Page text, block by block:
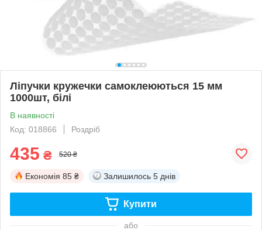
Ліпучки кружечки самоклеюються 15 мм
1000шт, білі
В наявності
Код: 018866
Роздріб
435 ₴ 520 ₴
Економія 85 ₴ Залишилось 5 днів
Купити
або